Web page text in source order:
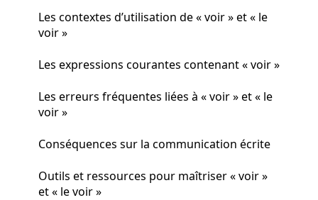
Les contextes d’utilisation de « voir » et « le
voir »
Les expressions courantes contenant « voir »
Les erreurs fréquentes liées à « voir » et « le
voir »
Conséquences sur la communication écrite
Outils et ressources pour maîtriser « voir »
et « le voir »